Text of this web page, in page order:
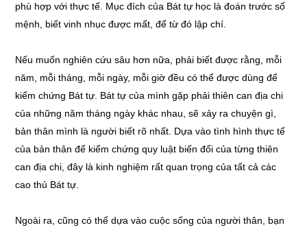
phù hợp với thực tế. Mục đích của Bát tự học là đoán trước số
mệnh, biết vinh nhục được mất, để từ đó lập chí.
Nếu muốn nghiên cứu sâu hơn nữa, phải biết được rằng, mỗi
năm, mỗi tháng, mỗi ngày, mỗi giờ đều có thể được dùng để
kiểm chứng Bát tự. Bát tự của mình gặp phải thiên can địa chi
của những năm tháng ngày khác nhau, sẽ xảy ra chuyện gì,
bản thân mình là người biết rõ nhất. Dựa vào tình hình thực tế
của bản thân để kiểm chứng quy luật biến đổi của từng thiên
can địa chi, đây là kinh nghiệm rất quan trọng của tất cả các
cao thủ Bát tự.
Ngoài ra, cũng có thể dựa vào cuộc sống của người thân, bạn